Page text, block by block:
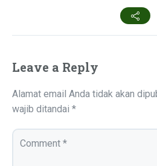
Leave a Reply
Alamat email Anda tidak akan
wajib ditandai *